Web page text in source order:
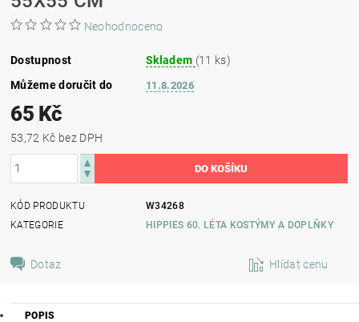
Neohodnoceno
Dostupnost Skladem (11 ks)
Můžeme doručit do
11.8.2026
65 Kč
53,72 Kč bez DPH
KÓD PRODUKTU
W34268
KATEGORIE
HIPPIES 60. LÉTA KOSTÝMY A DOPLŇKY
Dotaz Hlídat cenu
POPIS